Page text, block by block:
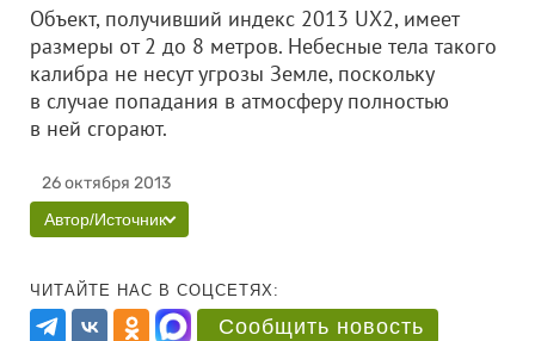
Объект, получивший индекс 2013 UX2, имеет
размеры от 2 до 8 метров. Небесные тела такого
калибра не несут угрозы Земле, поскольку
в случае попадания в атмосферу полностью
в ней сгорают.
26 октября 2013
Автор/Источник
ЧИТАЙТЕ НАС В СОЦСЕТЯХ:
Сообщить новость